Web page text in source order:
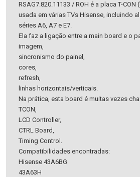
RSAG7.820.11133 / ROH é a placa T-
usada em várias TVs Hisense, incluindo
séries A6, A7 e E7.
Ela faz a ligação entre a main board e o
imagem,
sincronismo do painel,
cores,
refresh,
linhas horizontais/verticais.
Na prática, esta board é muitas vezes
TCON,
LCD Controller,
CTRL Board,
Timing Control.
Compatibilidades encontradas:
Hisense 43A6BG
43A63H